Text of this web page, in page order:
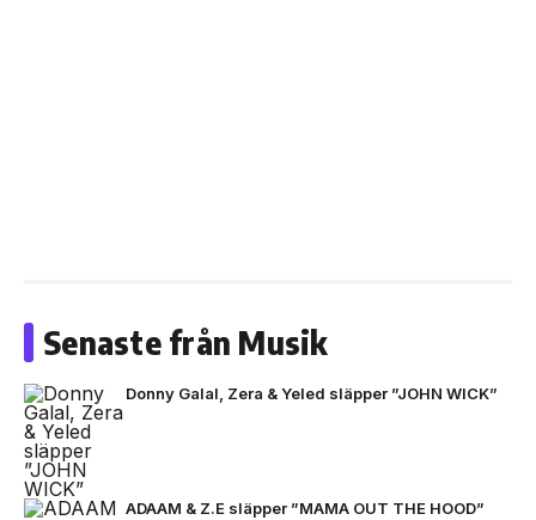
Senaste från Musik
Donny Galal, Zera & Yeled släpper ”JOHN WICK”
ADAAM & Z.E släpper ”MAMA OUT THE HOOD”